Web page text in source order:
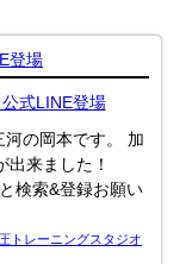
登場
の岡本です。 加
来ました！
索&登録お願い
トレーニングスタジオ